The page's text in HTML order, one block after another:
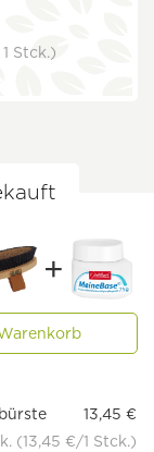
Stck.)
13,45 €
(13,45 €/1 Stck.)